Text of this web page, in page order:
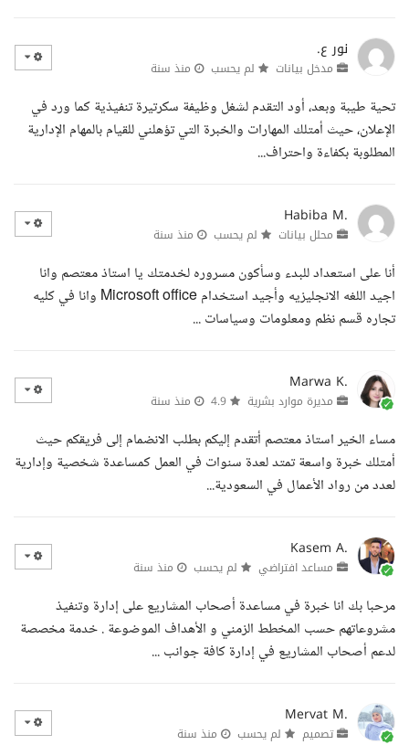
نور ع.
مدخل بيانات لم يحسب منذ سنة
تحية طيبة وبعد، أود التقدم لشغل وظيفة سكرتيرة تنفيذية كما ورد في
الإعلان، حيث أمتلك المهارات والخبرة التي تؤهلني للقيام بالمهام الإدارية
المطلوبة بكفاءة واحتراف...
Habiba M.
محلل بيانات لم يحسب منذ سنة
أنا على استعداد للبدء وسأكون مسروره لخدمتك يا استاذ معتصم وانا
اجيد اللغه الانجليزيه وأجيد استخدام Microsoft office وانا في كليه
تجاره قسم نظم ومعلومات وسياسات ...
Marwa K.
مديرة موارد بشرية منذ سنة
مساء الخير استاذ معتصم أتقدم إليكم بطلب الانضمام إلى فريقكم حيث
أمتلك خبرة واسعة تمتد لعدة سنوات في العمل كمساعدة شخصية وإدارية
لعدد من رواد الأعمال في السعودية...
Kasem A.
مساعد افتراضي لم يحسب منذ سنة
مرحبا بك انا خبرة في مساعدة أصحاب المشاريع على إدارة وتنفيذ
مشروعاتهم حسب المخطط الزمني و الأهداف الموضوعة . خدمة مخصصة
لدعم أصحاب المشاريع في إدارة كافة جوانب ...
Mervat M.
تصميم لم يحسب منذ سنة